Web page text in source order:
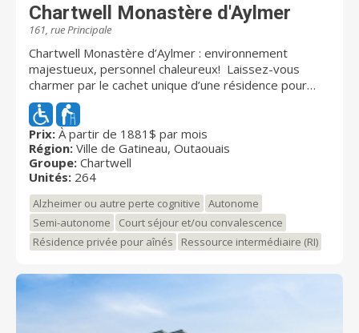
Chartwell Monastère d'Aylmer
161, rue Principale
Chartwell Monastère d’Aylmer : environnement
majestueux, personnel chaleureux! Laissez-vous
charmer par le cachet unique d’une résidence pour
aînés en plein coeur d’Aylmer. Chartwell Monastère
d’Aylmer est l’ancienne résidence des Pères
rédemptoristes, dont elle garde toute l’empreinte
historique. Elle accueille autant les aînés autonomes
que ceux nécessitant plus de soins. Nous proposons
un vaste choix de studios et d’appartements, assortis
d’une gamme de soins évolutifs. Facilement
accessible, la résidence se trouve à proximité de
divers commerces et services. Des activités et des
services adaptés aux besoins des résidents sont
d’une retraite sans tracas. Chez Chartwell, notre vision
Dédiés à votre MIEUX-ÊTRE est bien plus qu'une
simple phrase; c'est une priorité absolue. Nous tenons
Prix: À partir de 1881$ par mois
Région: Ville de Gatineau, Outaouais
Groupe: Chartwell
Unités: 264
Alzheimer ou autre perte cognitive
Autonome
Semi-autonome
Court séjour et/ou convalescence
Résidence privée pour aînés
Ressource intermédiaire (RI)